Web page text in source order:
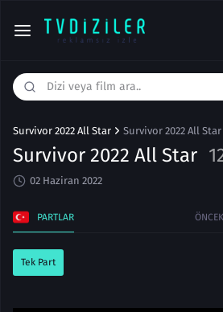
Survivor 2022 All Star Survivor 2022 All
Survivor 2022 All Star
02 Haziran 2022
PARTLAR
Tek Part